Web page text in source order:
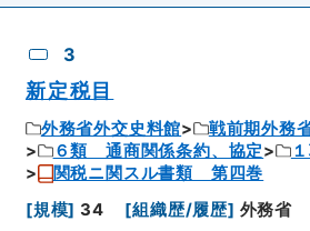
3
新定税目
外務省外交史料館 戦前期外務
６類 通商関係条約、協定
関税ニ関スル書類 第四巻
[規模] 34 [組織歴/履歴] 外務省